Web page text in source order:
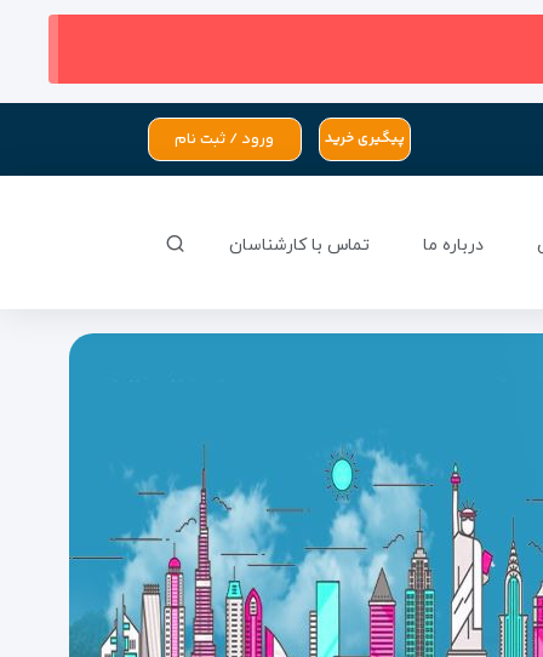
پیگیری خرید ورود / ثبت نام
درباره ما تماس با کارشناسان